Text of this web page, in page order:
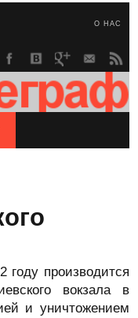
О НАС
году производится
вокзала в
и уничтожением